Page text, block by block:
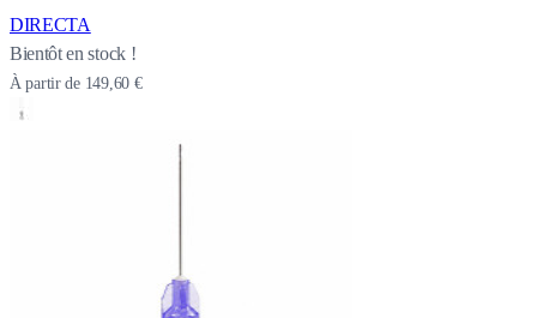
DIRECTA
Bientôt en stock !
À partir de 149,60 €